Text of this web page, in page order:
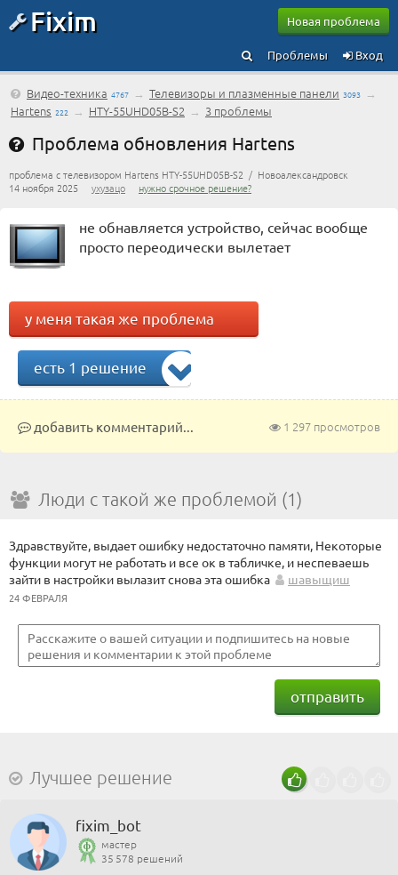
Fixim Новая проблема
Вход
Проблемы
Видео-техника 4767 → Телевизоры и плазменные панели 3093 →
Hartens 222 → HTY-55UHD05B-S2 → 3 проблемы
Проблема обновления Hartens
проблема с телевизором Hartens HTY-55UHD05B-S2 / Новоалександровск
14 ноября 2025 ухузацо нужно срочное решение?
не обнавляется устройство, сейчас вообще
просто переодически вылетает
у меня такая же проблема
есть 1 решение
1 297 просмотров
добавить комментарий...
Люди с такой же проблемой (1)
Здравствуйте, выдает ошибку недостаточно памяти, Некоторые
функции могут не работать и все ок в табличке, и неспеваешь
зайти в настройки вылазит снова эта ошибка
шавыщиш
24 ФЕВРАЛЯ
отправить
Лучшее решение
fixim_bot
мастер
35 578 решений